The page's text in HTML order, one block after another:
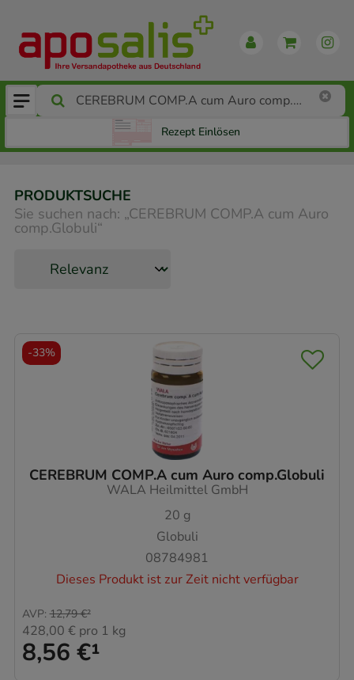
Rezept Einlösen
PRODUKTSUCHE
Sie suchen nach: „CEREBRUM COMP.A cum Auro
comp.Globuli“
CEREBRUM COMP.A cum Auro comp.Globuli
WALA Heilmittel GmbH
20 g
Globuli
08784981
Dieses Produkt ist zur Zeit nicht verfügbar
8,56 €¹
AVP: 12,79 €²
428,00 € pro 1 kg
-33%